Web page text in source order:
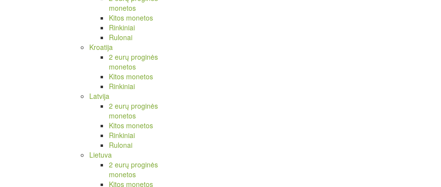
monetos
Kitos monetos
Rinkiniai
Rulonai
Kroatija
2 eurų proginės
monetos
Kitos monetos
Rinkiniai
Latvija
2 eurų proginės
monetos
Kitos monetos
Rinkiniai
Rulonai
Lietuva
2 eurų proginės
monetos
Kitos monetos